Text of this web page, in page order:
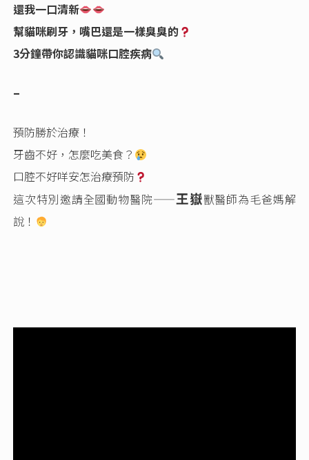
還我一口清新
幫貓咪刷牙，嘴巴還是一樣臭臭的
3分鐘帶你認識貓咪口腔疾病
–
預防勝於治療！
牙齒不好，怎麼吃美食？
口腔不好咩安怎治療預防
這次特別邀請全國動物醫院——王嶽獸醫師為毛爸媽解
說！